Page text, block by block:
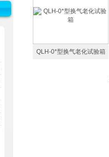
QLH-0*型换气老化试验箱